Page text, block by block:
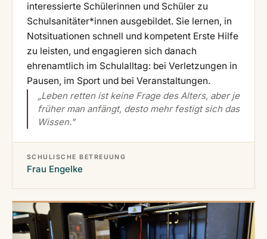
interessierte Schülerinnen und Schüler zu
Schulsanitäter*innen ausgebildet. Sie lernen, in
Notsituationen schnell und kompetent Erste Hilfe
zu leisten, und engagieren sich danach
ehrenamtlich im Schulalltag: bei Verletzungen in
Pausen, im Sport und bei Veranstaltungen.
„Leben retten ist keine Frage des Alters, aber je
früher man anfängt, desto mehr festigt sich das
Wissen."
SCHULISCHE BETREUUNG
Frau Engelke